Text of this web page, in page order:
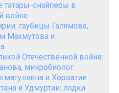
татары-снайперы в
войне
гаубицы Галямова,
Махмутова и
Отечественной войне:
микробиолог
в Хорватии
и Удмуртии: лодки